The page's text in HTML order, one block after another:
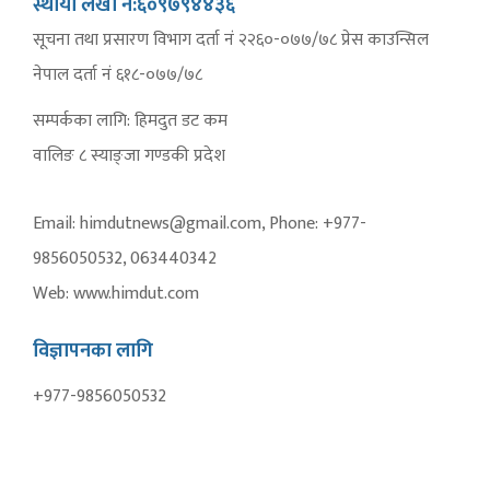
सूचना तथा प्रसारण विभाग दर्ता नं २२६०-०७७/७८ प्रेस काउन्सिल
नेपाल दर्ता नं ६१८-०७७/७८
सम्पर्कका लागि: हिमदुत डट कम
वालिङ ८ स्याङ्जा गण्डकी प्रदेश
Email: himdutnews@gmail.com, Phone: +977-
9856050532, 063440342
Web: www.himdut.com
विज्ञापनका लागि
+977-9856050532